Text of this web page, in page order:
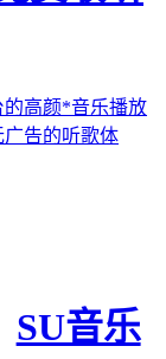
高颜*音乐播放
告的听歌体
SU音乐